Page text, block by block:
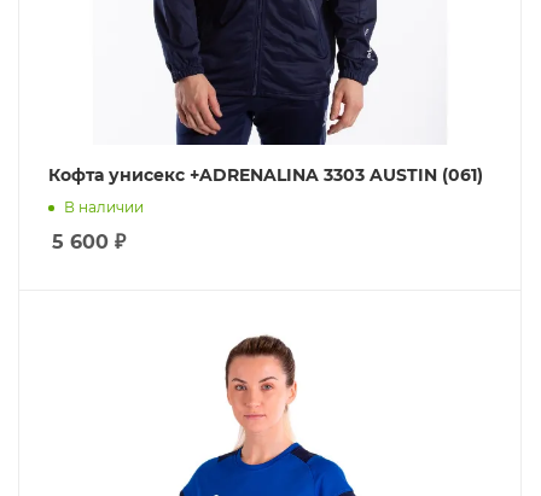
Кофта унисекс +ADRENALINA 3303 AUSTIN (061)
В наличии
5 600 ₽